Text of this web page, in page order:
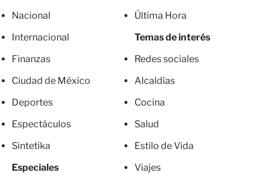
Nacional
Internacional
Finanzas
Ciudad de México
Deportes
Espectáculos
Sintetika
Especiales
Última Hora
Temas de interés
Redes sociales
Alcaldías
Cocina
Salud
Estilo de Vida
Viajes